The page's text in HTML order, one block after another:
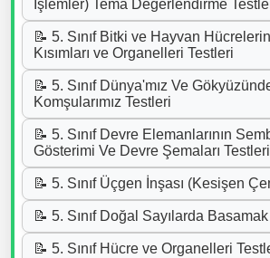
İşlemler) Tema Değerlendirme
📝 5. Sınıf Bitki ve Hayvan
Kısımları ve Organelleri Testleri
📝 5. Sınıf Dünya'mız Ve
Komşularımız Testleri
📝 5. Sınıf Devre Elemanlarının
Gösterimi Ve Devre Şemaları Testleri
📝 5. Sınıf Üçgen İnşası (Kesişen
📝 5. Sınıf Doğal Sayılarda
📝 5. Sınıf Hücre ve Organelleri